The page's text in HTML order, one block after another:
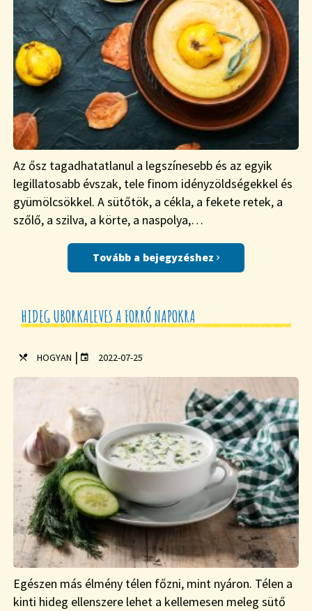
Az ősz tagadhatatlanul a legszínesebb és az egyik
legillatosabb évszak, tele finom idényzöldségekkel és
gyümölcsökkel. A sütőtök, a cékla, a fekete retek, a
szőlő, a szilva, a körte, a naspolya,…
Tovább a bejegyzéshez
HIDEG UBORKALEVES A FORRÓ NAPOKRA
HOGYAN | 2022-07-25
Egészen más élmény télen főzni, mint nyáron. Télen a
kinti hideg ellenszere lehet a kellemesen meleg sütő